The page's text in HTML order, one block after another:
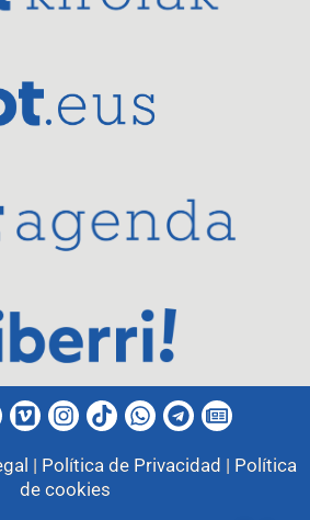
| Política de Privacidad | Política
de cookies